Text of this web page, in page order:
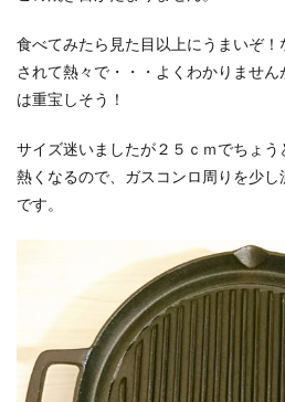
食べてみたら見た目以上にうまいぞ
されて熱々で・・・よくわかりませ
は重宝しそう！
サイズ迷いましたが２５ｃｍでちょう
熱くなるので、ガスコンロ周りを少し
です。